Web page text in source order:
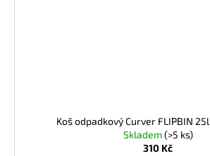
Koš odpadkový Curver FLIPBIN 25l
Skladem(>5 ks)
310 Kč